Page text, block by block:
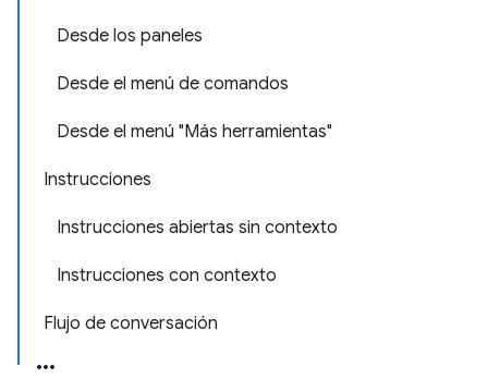
Desde los paneles
Desde el menú de comandos
Desde el menú "Más herramientas"
Instrucciones
Instrucciones abiertas sin contexto
Instrucciones con contexto
Flujo de conversación